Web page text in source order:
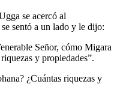
se acercó al
sentó a un lado y le dijo:
Señor, cómo Migara
y propiedades”.
¿Cuántas riquezas y